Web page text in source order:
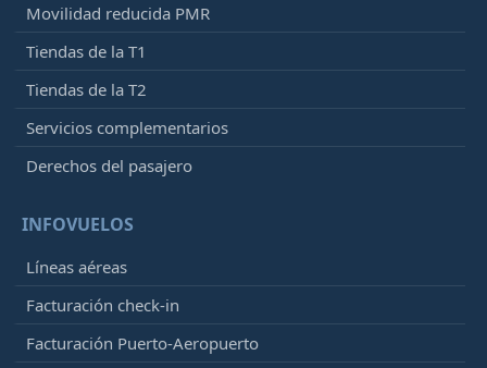
Movilidad reducida PMR
Tiendas de la T1
Tiendas de la T2
Servicios complementarios
Derechos del pasajero
INFOVUELOS
Líneas aéreas
Facturación check-in
Facturación Puerto-Aeropuerto